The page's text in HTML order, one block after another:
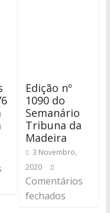
Edição nº
1090 do
Semanário
Tribuna da
Madeira
3 Novembro,
2020
Comentários
fechados